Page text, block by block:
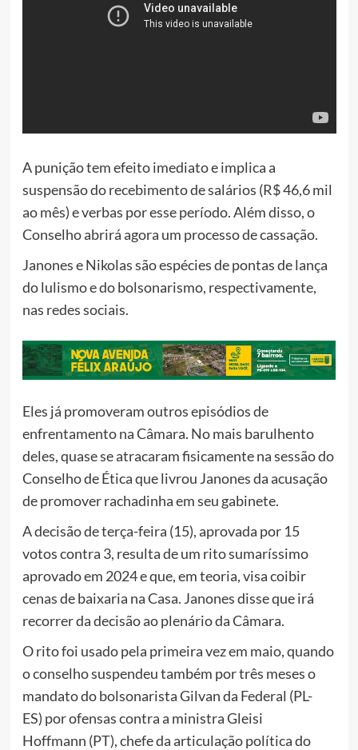
A punição tem efeito imediato e implica a
suspensão do recebimento de salários (R$ 46,6 mil
ao mês) e verbas por esse período. Além disso, o
Conselho abrirá agora um processo de cassação.
Janones e Nikolas são espécies de pontas de lança
do lulismo e do bolsonarismo, respectivamente,
nas redes sociais.
Eles já promoveram outros episódios de
enfrentamento na Câmara. No mais barulhento
deles, quase se atracaram fisicamente na sessão do
Conselho de Ética que livrou Janones da acusação
de promover rachadinha em seu gabinete.
A decisão de terça-feira (15), aprovada por 15
votos contra 3, resulta de um rito sumaríssimo
aprovado em 2024 e que, em teoria, visa coibir
cenas de baixaria na Casa. Janones disse que irá
recorrer da decisão ao plenário da Câmara.
O rito foi usado pela primeira vez em maio, quando
o conselho suspendeu também por três meses o
mandato do bolsonarista Gilvan da Federal (PL-
ES) por ofensas contra a ministra Gleisi
Hoffmann (PT), chefe da articulação política do